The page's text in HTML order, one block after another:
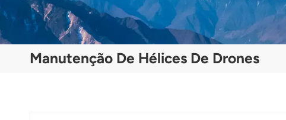
Manutenção De Hélices De Drones